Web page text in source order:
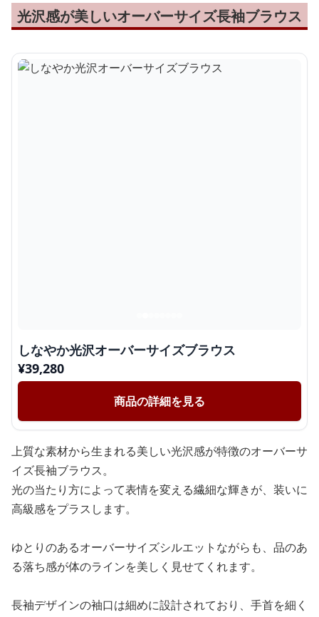
光沢感が美しいオーバーサイズ長袖ブラウス
しなやか光沢オーバーサイズブラウス
¥39,280
商品の詳細を見る
上質な素材から生まれる美しい光沢感が特徴のオーバーサ
イズ長袖ブラウス。
光の当たり方によって表情を変える繊細な輝きが、装いに
高級感をプラスします。
ゆとりのあるオーバーサイズシルエットながらも、品のあ
る落ち感が体のラインを美しく見せてくれます。
長袖デザインの袖口は細めに設計されており、手首を細く